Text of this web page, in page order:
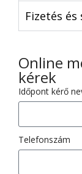
Fizetés és
Online
kérek
Időpont kérő
Telefonszám